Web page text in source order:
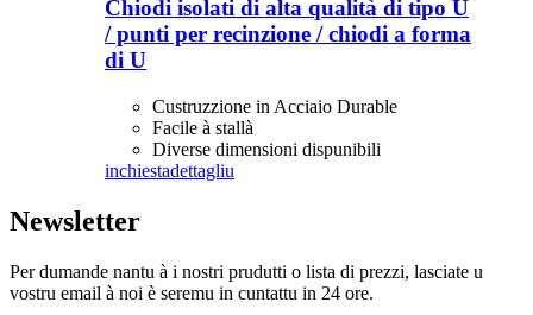
Chiodi isolati di alta qualità di tipo U
/ punti per recinzione / chiodi a forma
di U
Custruzzione in Acciaio Durable
Facile à stallà
Diverse dimensioni dispunibili
inchiestadettagliu
Newsletter
Per dumande nantu à i nostri prudutti o lista di prezzi, lasciate u
vostru email à noi è seremu in cuntattu in 24 ore.